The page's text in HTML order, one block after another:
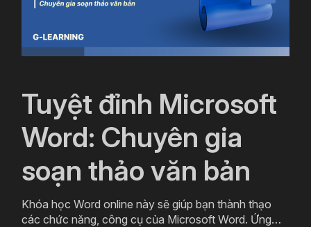
Tuyệt đỉnh Microsoft
Word: Chuyên gia
soạn thảo văn bản
Khóa học Word online này sẽ giúp bạn thành thạo
các chức năng, công cụ của Microsoft Word. Ứng